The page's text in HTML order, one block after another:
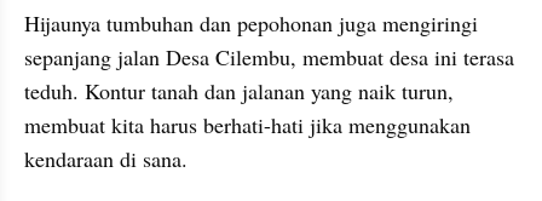
Hijaunya tumbuhan dan pepohonan juga mengiringi
sepanjang jalan Desa Cilembu, membuat desa ini terasa
teduh. Kontur tanah dan jalanan yang naik turun,
membuat kita harus berhati-hati jika menggunakan
kendaraan di sana.